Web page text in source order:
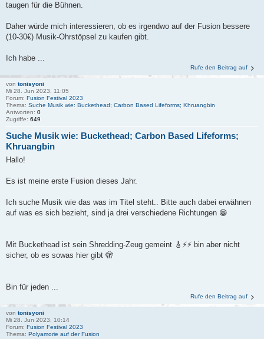
taugen für die Bühnen.
Daher würde mich interessieren, ob es irgendwo auf der Fusion bessere
(10-30€) Musik-Ohrstöpsel zu kaufen gibt.
Ich habe ...
Rufe den Beitrag auf
von tonisyoni
Mi 28. Jun 2023, 11:05
Forum: Fusion Festival 2023
Thema: Suche Musik wie: Buckethead; Carbon Based Lifeforms; Khruangbin
Antworten: 0
Zugriffe: 649
Suche Musik wie: Buckethead; Carbon Based Lifeforms;
Khruangbin
Hallo!
Es ist meine erste Fusion dieses Jahr.
Ich suche Musik wie das was im Titel steht.. Bitte auch dabei erwähnen
auf was es sich bezieht, sind ja drei verschiedene Richtungen 😁
Mit Buckethead ist sein Shredding-Zeug gemeint 🎸⚡⚡ bin aber nicht
sicher, ob es sowas hier gibt 🫣
Bin für jeden ...
Rufe den Beitrag auf
von tonisyoni
Mi 28. Jun 2023, 10:14
Forum: Fusion Festival 2023
Thema: Polyamorie auf der Fusion